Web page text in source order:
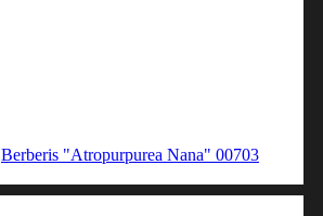
Berberis "Atropurpurea Nana" 00703